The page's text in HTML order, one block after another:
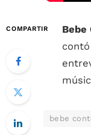
COMPARTIR Bebe
bebe